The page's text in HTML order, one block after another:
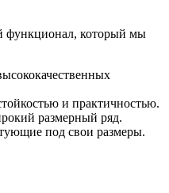
функционал, который мы
и практичностью.
размерный ряд.
под свои размеры.